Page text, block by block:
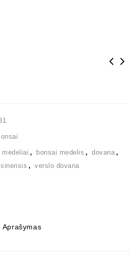
medeliai , bonsai medelis , dovana ,
sinensis , verslo dovana
Aprašymas